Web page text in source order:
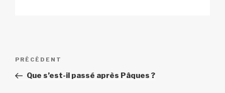
Navigation
l’article
Article
précédent
PRÉCÉDENT
Que s’est-il passé après Pâques ?